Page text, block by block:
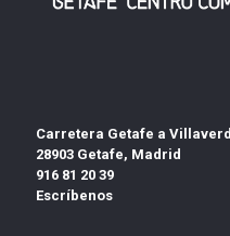
Carretera Getafe a
28903 Getafe, Madrid
916 81 20 39
Escríbenos